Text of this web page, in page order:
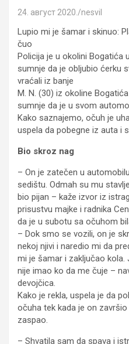
24. август 2020. nesvil
Lupio mi je šamar i skinuo:
čuo
Policija je u okolini Bogatića
sumnje da je obljubio ćerku
vraćali iz banje
M. N. (30) iz okoline
sumnje da je u svom
Kako saznajemo, očuh je
uspela da pobegne iz auta i
Bio skroz nag
– On je zatečen u
sedištu. Odmah su mu
bio pijan – kaže izvor iz
prisustvu majke i radnika
da je u subotu sa očuhom
– Dok smo se vozili, on je
nekoj njivi i naredio mi da
mi je šamar i zaključao kola.
nije imao ko da me čuje –
devojčica.
Kako je rekla, uspela je da
očuha tek kada je on
zaspao.
– Shvatila sam da spava i